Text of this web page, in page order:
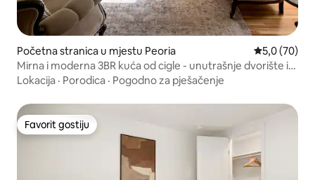
Početna stranica u mjestu Peoria prosječna
5,0 (70)
Mirna i moderna 3BR kuća od cigle - unutrašnje dvorište i
radni prostor!
Lokacija · Porodica · Pogodno za pješačenje
Favorit gostiju
Favorit gostiju